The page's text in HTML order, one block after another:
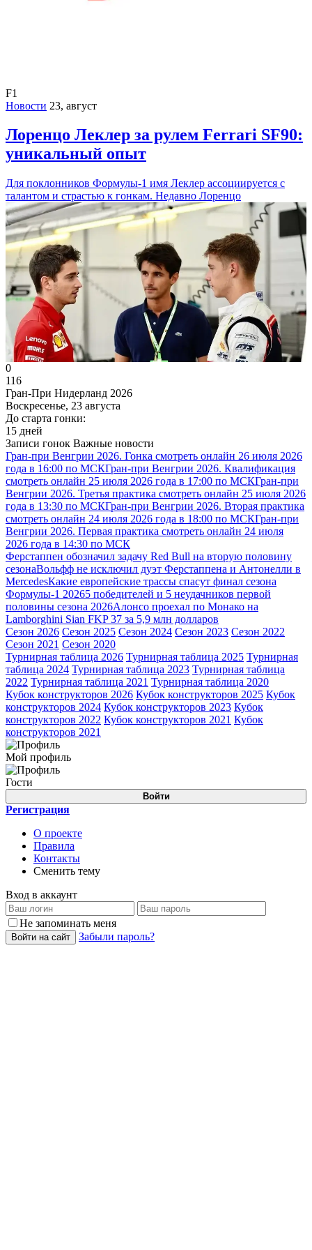
F1
Новости 23, август
Лоренцо Леклер за рулем Ferrari SF90:
уникальный опыт
Для поклонников Формулы-1 имя Леклер ассоциируется с
талантом и страстью к гонкам. Недавно Лоренцо
0
116
Гран-При Нидерланд 2026
Воскресенье, 23 августа
До старта гонки:
15 дней
Записи гонок Важные новости
Гран-при Венгрии 2026. Гонка смотреть онлайн 26 июля 2026
года в 16:00 по МСКГран-при Венгрии 2026. Квалификация
смотреть онлайн 25 июля 2026 года в 17:00 по МСКГран-при
Венгрии 2026. Третья практика смотреть онлайн 25 июля 2026
года в 13:30 по МСКГран-при Венгрии 2026. Вторая практика
смотреть онлайн 24 июля 2026 года в 18:00 по МСКГран-при
Венгрии 2026. Первая практика смотреть онлайн 24 июля
2026 года в 14:30 по МСК
Ферстаппен обозначил задачу Red Bull на вторую половину
сезонаВольфф не исключил дуэт Ферстаппена и Антонелли в
MercedesКакие европейские трассы спасут финал сезона
Формулы-1 20265 победителей и 5 неудачников первой
половины сезона 2026Алонсо проехал по Монако на
Lamborghini Sian FKP 37 за 5,9 млн долларов
Сезон 2026 Сезон 2025 Сезон 2024 Сезон 2023 Сезон 2022
Сезон 2021 Сезон 2020
Турнирная таблица 2026 Турнирная таблица 2025 Турнирная
таблица 2024 Турнирная таблица 2023 Турнирная таблица
2022 Турнирная таблица 2021 Турнирная таблица 2020
Кубок конструкторов 2026 Кубок конструкторов 2025 Кубок
конструкторов 2024 Кубок конструкторов 2023 Кубок
конструкторов 2022 Кубок конструкторов 2021 Кубок
конструкторов 2021
Мой профиль
Гости
Войти
Регистрация
О проекте
Правила
Контакты
Сменить тему
Вход в аккаунт
Не запоминать меня
Войти на сайт Забыли пароль?